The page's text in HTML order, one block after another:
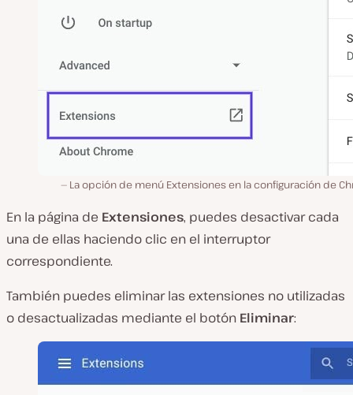
La opción de menú Extensiones en la configuración de
En la página de Extensiones, puedes desactivar cada
una de ellas haciendo clic en el interruptor
correspondiente.
También puedes eliminar las extensiones no utilizadas
o desactualizadas mediante el botón Eliminar: